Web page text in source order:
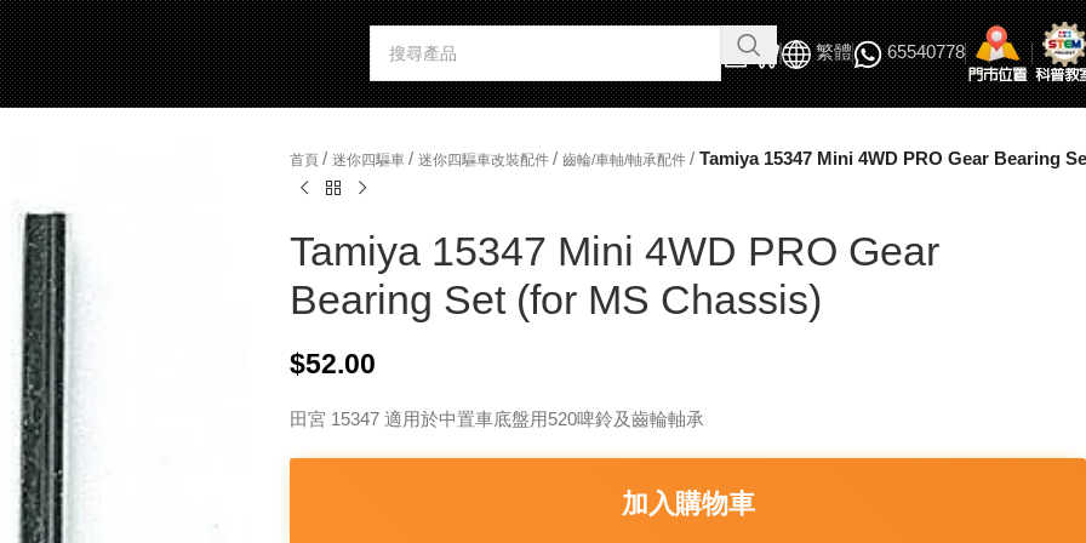
繁體 65540778
首頁 / 迷你四驅車 / 迷你四驅車改裝配件 / 齒輪/車軸/軸承配件 / Tamiya 15347 Mini 4WD PRO Gear Bearing
Tamiya 15347 Mini 4WD PRO Gear
Bearing Set (for MS Chassis)
$52.00
田宮 15347 適用於中置車底盤用520啤鈴及齒輪軸承
加入購物車